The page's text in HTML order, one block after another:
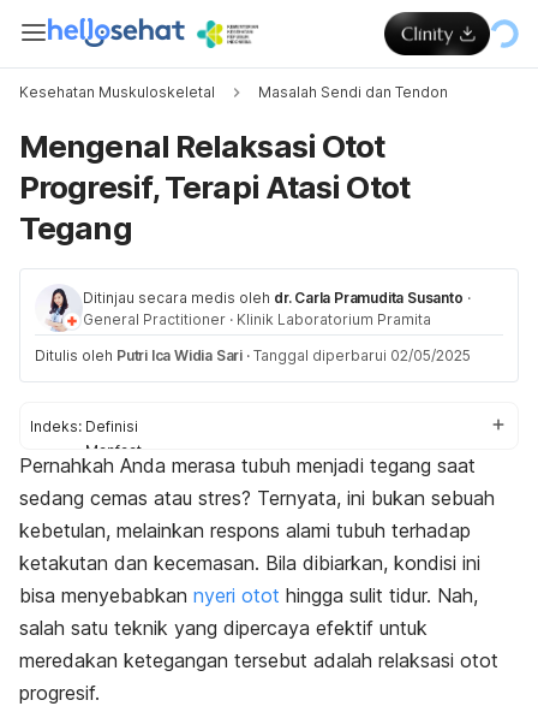
Kesehatan Muskuloskeletal Masalah Sendi dan Tendon
Mengenal Relaksasi Otot
Progresif, Terapi Atasi Otot
Tegang
Ditinjau secara medis oleh dr. Carla Pramudita Susanto ·
General Practitioner · Klinik Laboratorium Pramita
Ditulis oleh Putri Ica Widia Sari · Tanggal diperbarui 02/05/2025
Indeks: Definisi
Manfaat
Cara melakukan
Pernahkah Anda merasa tubuh menjadi tegang saat
sedang cemas atau stres? Ternyata, ini bukan sebuah
kebetulan, melainkan respons alami tubuh terhadap
ketakutan dan kecemasan. Bila dibiarkan, kondisi ini
bisa menyebabkan nyeri otot hingga sulit tidur. Nah,
salah satu teknik yang dipercaya efektif untuk
meredakan ketegangan tersebut adalah relaksasi otot
progresif.